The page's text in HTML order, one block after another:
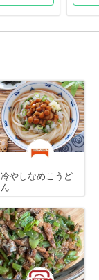
冷やしなめこうど
ん